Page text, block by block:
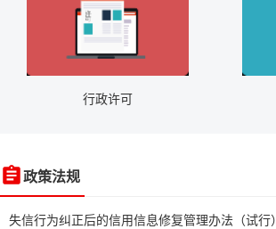
行政许可
政策法规
失信行为纠正后的信用信息修复管理办法（试行）